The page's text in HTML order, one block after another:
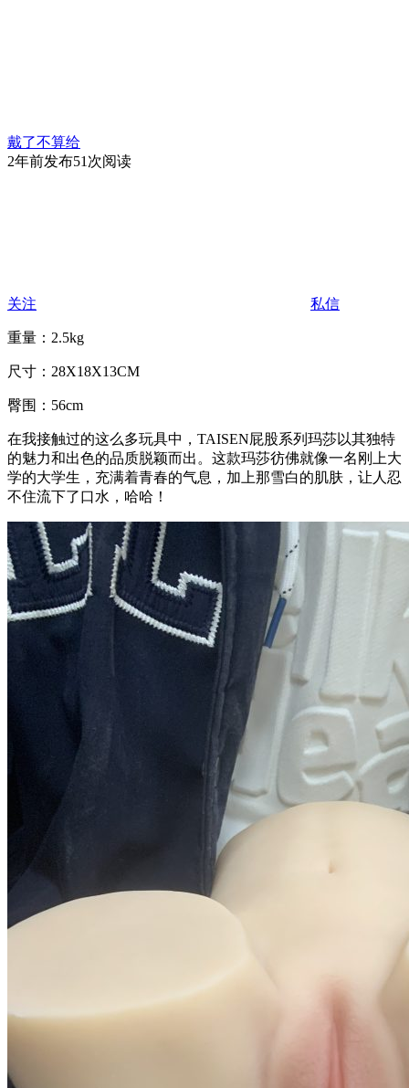
戴了不算给
2年前发布51次阅读
关注 私信
重量：2.5kg
尺寸：28X18X13CM
臀围：56cm
在我接触过的这么多玩具中，TAISEN屁股系列玛莎以其独特
的魅力和出色的品质脱颖而出。这款玛莎彷佛就像一名刚上大
学的大学生，充满着青春的气息，加上那雪白的肌肤，让人忍
不住流下了口水，哈哈！